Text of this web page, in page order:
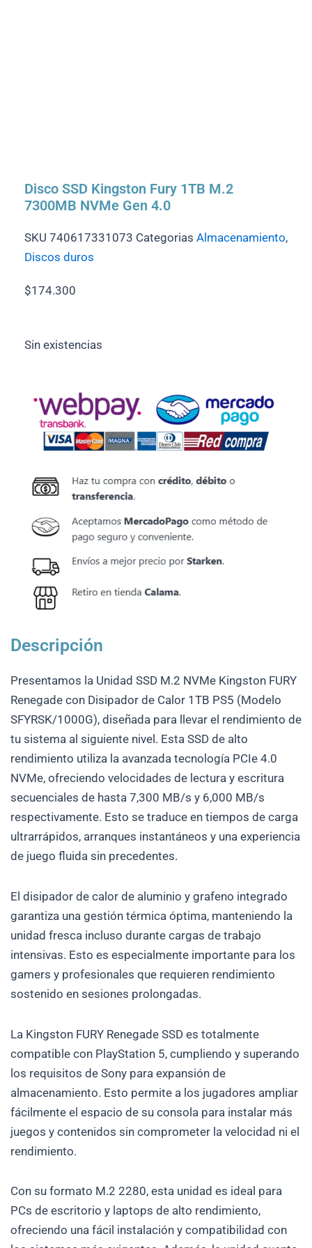
Disco SSD Kingston Fury 1TB M.2
7300MB NVMe Gen 4.0
SKU 740617331073 Categorias Almacenamiento,
Discos duros
$174.300
Sin existencias
Descripción
Presentamos la Unidad SSD M.2 NVMe Kingston FURY
Renegade con Disipador de Calor 1TB PS5 (Modelo
SFYRSK/1000G), diseñada para llevar el rendimiento de
tu sistema al siguiente nivel. Esta SSD de alto
rendimiento utiliza la avanzada tecnología PCIe 4.0
NVMe, ofreciendo velocidades de lectura y escritura
secuenciales de hasta 7,300 MB/s y 6,000 MB/s
respectivamente. Esto se traduce en tiempos de carga
ultrarrápidos, arranques instantáneos y una experiencia
de juego fluida sin precedentes.
El disipador de calor de aluminio y grafeno integrado
garantiza una gestión térmica óptima, manteniendo la
unidad fresca incluso durante cargas de trabajo
intensivas. Esto es especialmente importante para los
gamers y profesionales que requieren rendimiento
sostenido en sesiones prolongadas.
La Kingston FURY Renegade SSD es totalmente
compatible con PlayStation 5, cumpliendo y superando
los requisitos de Sony para expansión de
almacenamiento. Esto permite a los jugadores ampliar
fácilmente el espacio de su consola para instalar más
juegos y contenidos sin comprometer la velocidad ni el
rendimiento.
Con su formato M.2 2280, esta unidad es ideal para
PCs de escritorio y laptops de alto rendimiento,
ofreciendo una fácil instalación y compatibilidad con